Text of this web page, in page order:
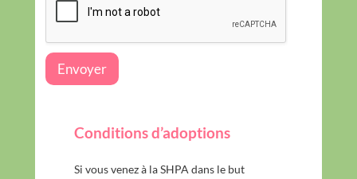
d
e
d
Envoyer
Conditions d’adoptions
Si vous venez à la SHPA dans le but